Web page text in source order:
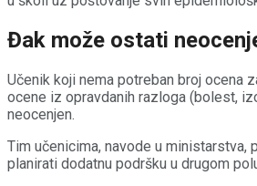
Đak može ostati
Učenik koji nema potreban broj ocena
ocene iz opravdanih razloga (bolest,
neocenjen.
Tim učenicima, navode u ministarstva,
planirati dodatnu podršku u drugom